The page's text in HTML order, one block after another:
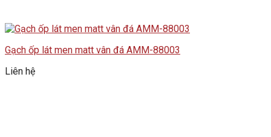
Gạch ốp lát men matt vân đá AMM-88003
Liên hệ